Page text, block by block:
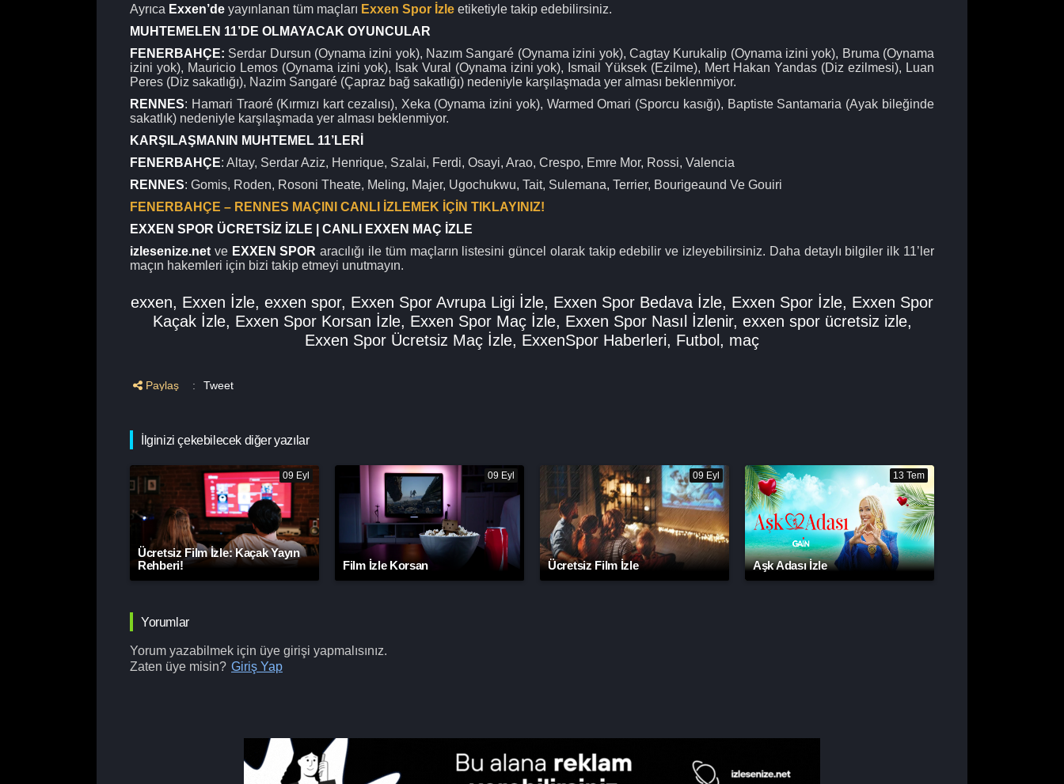
Ayrıca Exxen’de yayınlanan tüm maçları Exxen Spor İzle etiketiyle takip edebilirsiniz.
MUHTEMELEN 11’DE OLMAYACAK OYUNCULAR
FENERBAHÇE: Serdar Dursun (Oynama izini yok), Nazım Sangaré (Oynama izini yok), Cagtay Kurukalip (Oynama izini yok), Bruma (Oynama
izini yok), Mauricio Lemos (Oynama izini yok), Isak Vural (Oynama izini yok), Ismail Yüksek (Ezilme), Mert Hakan Yandas (Diz ezilmesi), Luan
Peres (Diz sakatlığı), Nazim Sangaré (Çapraz bağ sakatlığı) nedeniyle karşılaşmada yer alması beklenmiyor.
RENNES: Hamari Traoré (Kırmızı kart cezalısı), Xeka (Oynama izini yok), Warmed Omari (Sporcu kasığı), Baptiste Santamaria (Ayak bileğinde
sakatlık) nedeniyle karşılaşmada yer alması beklenmiyor.
KARŞILAŞMANIN MUHTEMEL 11’LERİ
FENERBAHÇE: Altay, Serdar Aziz, Henrique, Szalai, Ferdi, Osayi, Arao, Crespo, Emre Mor, Rossi, Valencia
RENNES: Gomis, Roden, Rosoni Theate, Meling, Majer, Ugochukwu, Tait, Sulemana, Terrier, Bourigeaund Ve Gouiri
FENERBAHÇE – RENNES MAÇINI CANLI İZLEMEK İÇİN TIKLAYINIZ!
EXXEN SPOR ÜCRETSİZ İZLE | CANLI EXXEN MAÇ İZLE
izlesenize.net ve EXXEN SPOR aracılığı ile tüm maçların listesini güncel olarak takip edebilir ve izleyebilirsiniz. Daha detaylı bilgiler ilk 11’ler
maçın hakemleri için bizi takip etmeyi unutmayın.
exxen, Exxen İzle, exxen spor, Exxen Spor Avrupa Ligi İzle, Exxen Spor Bedava İzle, Exxen Spor İzle, Exxen Spor
Kaçak İzle, Exxen Spor Korsan İzle, Exxen Spor Maç İzle, Exxen Spor Nasıl İzlenir, exxen spor ücretsiz izle,
Exxen Spor Ücretsiz Maç İzle, ExxenSpor Haberleri, Futbol , maç
Paylaş : Tweet
İlginizi çekebilecek diğer yazılar
09 Eyl
Ücretsiz Film İzle: Kaçak Yayın
Rehberi!
09 Eyl
Film İzle Korsan
09 Eyl
Ücretsiz Film İzle
13 Tem
Aşk Adası İzle
Yorumlar
Yorum yazabilmek için üye girişi yapmalısınız.
Zaten üye misin? Giriş Yap